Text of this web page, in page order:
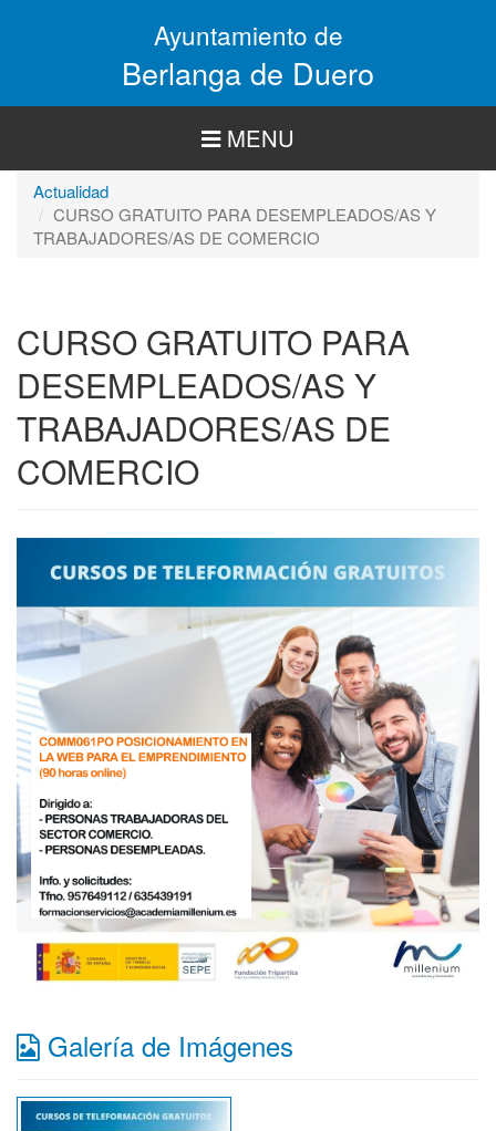
Ayuntamiento de
Berlanga de Duero
MENU
Actualidad
CURSO GRATUITO PARA DESEMPLEADOS/AS Y
TRABAJADORES/AS DE COMERCIO
CURSO GRATUITO PARA
DESEMPLEADOS/AS Y
TRABAJADORES/AS DE
COMERCIO
Galería de Imágenes